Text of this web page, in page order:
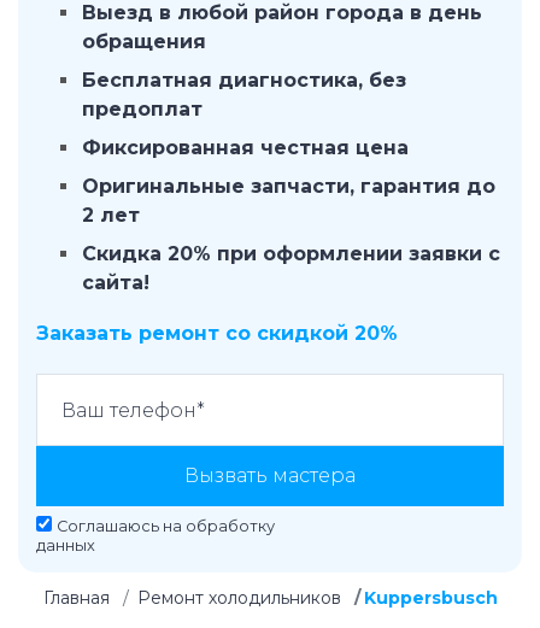
Выезд в любой район города в день
обращения
Бесплатная диагностика, без
предоплат
Фиксированная честная цена
Оригинальные запчасти, гарантия до
2 лет
Скидка 20% при оформлении заявки с
сайта!
Заказать ремонт со скидкой 20%
Вызвать мастера
Соглашаюсь на обработку
данных
Главная Ремонт холодильников Kuppersbusch